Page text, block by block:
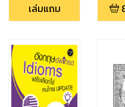
เล่มแถม